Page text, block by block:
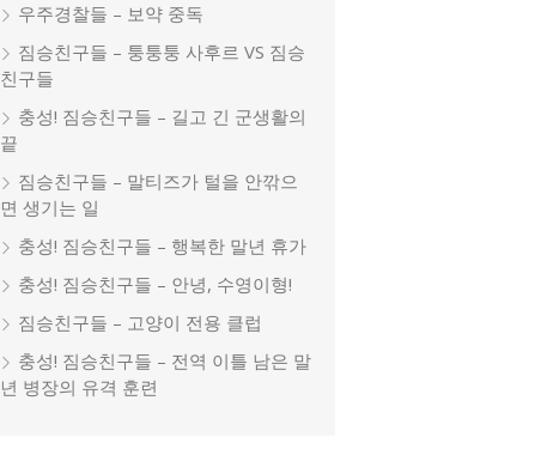
우주경찰들 – 보약 중독
짐승친구들 – 퉁퉁퉁 사후르 VS 짐승
친구들
충성! 짐승친구들 – 길고 긴 군생활의
끝
짐승친구들 – 말티즈가 털을 안깎으
면 생기는 일
충성! 짐승친구들 – 행복한 말년 휴가
충성! 짐승친구들 – 안녕, 수영이형!
짐승친구들 – 고양이 전용 클럽
충성! 짐승친구들 – 전역 이틀 남은 말
년 병장의 유격 훈련